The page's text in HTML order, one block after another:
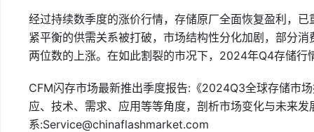
经过持续数季度的涨价行情，存储原厂全面恢复盈利，
紧平衡的供需关系被打破，市场结构性分化加剧，部分
两位数的上涨。在如此割裂的市况下，2024年Q4存储行
CFM闪存市场最新推出季度报告:《2024Q3全球存储市
应、技术、需求、应用等等角度，剖析市场变化与未来
系:Service@chinaflashmarket.com